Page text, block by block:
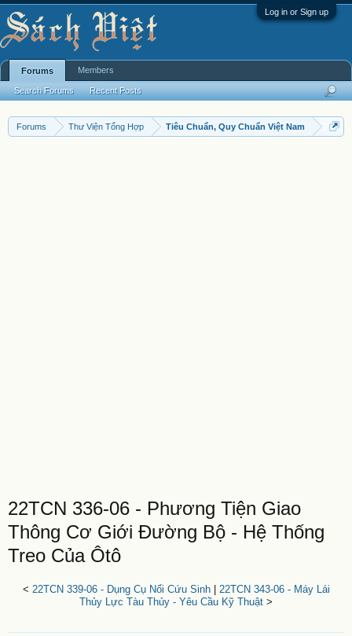
Log in or Sign up
Forums Thư Viện Tổng Hợp Tiêu Chuẩn, Quy Chuẩn Việt Nam
22TCN 336-06 - Phương Tiện Giao
Thông Cơ Giới Đường Bộ - Hệ Thống
Treo Của Ôtô
< 22TCN 339-06 - Dụng Cụ Nổi Cứu Sinh| 22TCN 343-06 - Máy Lái
Thủy Lực Tàu Thủy - Yêu Cầu Kỹ Thuật >
Forums
Search Forums Recent Posts
Members